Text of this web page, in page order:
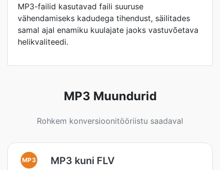
MP3-failid kasutavad faili suuruse
vähendamiseks kadudega tihendust, säilitades
samal ajal enamiku kuulajate jaoks vastuvõetava
helikvaliteedi.
MP3 Muundurid
Rohkem konversioonitööriistu saadaval
MP3 MP3 kuni FLV